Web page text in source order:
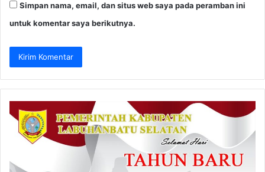
Simpan nama, email, dan situs web saya pada peramban ini
untuk komentar saya berikutnya.